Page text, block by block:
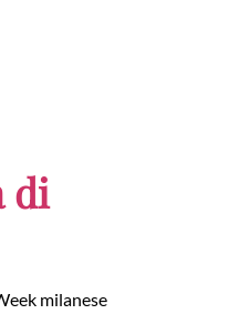
di
milanese